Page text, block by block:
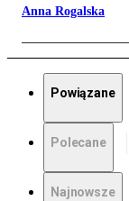
Anna Rogalska
Powiązane
Polecane
Najnowsze